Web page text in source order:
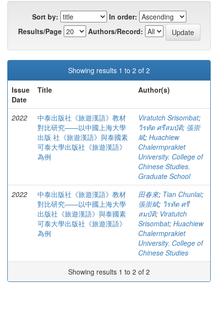
Sort by:
In order:
Results/Page
Authors/Record:
Showing results 1 to 2 of 2
Issue
Date
Title Author(s)
2022
中泰出版社《旅遊漢語》教材
對比研究——以中國上海大學
出版 社《旅遊漢語》與泰國素
可泰大學出版社《旅遊漢語》
為例
Viratutch Srisombat;
วิรทัต ศรีสมบัติ; 張崇
斌; Huachiew
Chalermprakiet
University. College of
Chinese Studies.
Graduate School
2022
中泰出版社《旅遊漢語》教材
對比研究——以中國上海大學
出版社《旅遊漢語》與泰國素
可泰大學出版社《旅遊漢語》
為例
田春來; Tian Chunlai;
張崇斌; วิรทัต ศรี
สมบัติ; Viratutch
Srisombat; Huachiew
Chalermprakiet
University. College of
Chinese Studies
Showing results 1 to 2 of 2